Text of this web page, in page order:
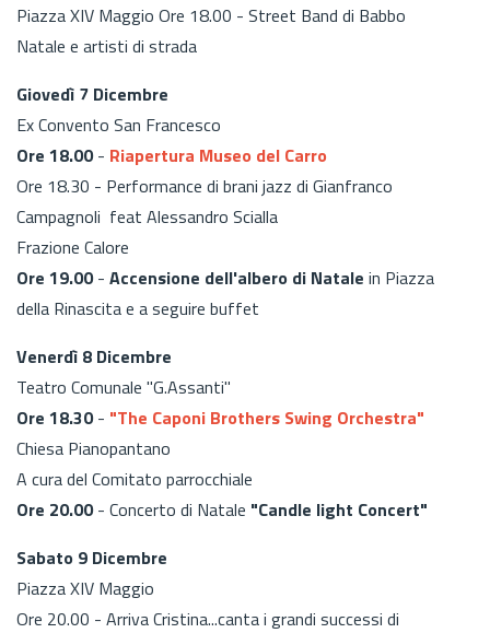
Piazza XIV Maggio Ore 18.00 - Street Band di Babbo
Natale e artisti di strada
Giovedì 7 Dicembre
Ex Convento San Francesco
Ore 18.00- Riapertura Museo del Carro
Ore 18.30 - Performance di brani jazz di Gianfranco
Campagnoli feat Alessandro Scialla
Frazione Calore
Ore 19.00- Accensione dell'albero di Natale in Piazza
della Rinascita e a seguire buffet
Venerdì 8 Dicembre
Teatro Comunale "G.Assanti"
Ore 18.30- "The Caponi Brothers Swing Orchestra"
Chiesa Pianopantano
A cura del Comitato parrocchiale
Ore 20.00- Concerto di Natale "Candle light Concert"
Sabato 9 Dicembre
Piazza XIV Maggio
Ore 20.00 - Arriva Cristina...canta i grandi successi di